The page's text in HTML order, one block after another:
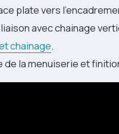
plate vers
avec chainage
chainage.
la menuiserie et